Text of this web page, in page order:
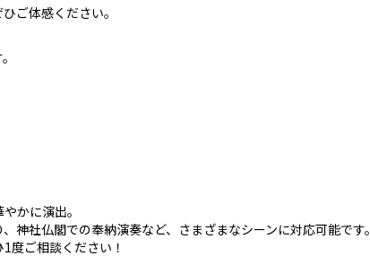
ご体感ください。
かに演出。
社仏閣での奉納演奏など、さまざまなシーンに対応可能です。
度ご相談ください！